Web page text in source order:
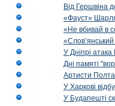
Від Гершвіна
«Фауст»
«Не вбивай в
У Дніпрі
Дні памяті
Артисти
У Харкові
У Будапешті